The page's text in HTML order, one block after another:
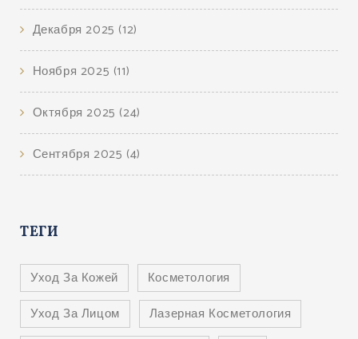
Декабря 2025 (12)
Ноября 2025 (11)
Октября 2025 (24)
Сентября 2025 (4)
ТЕГИ
Уход За Кожей
Косметология
Уход За Лицом
Лазерная Косметология